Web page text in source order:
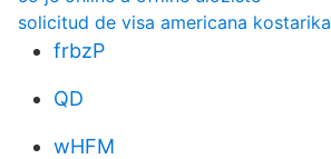
solicitud de visa americana kostarika
frbzP
QD
wHFM